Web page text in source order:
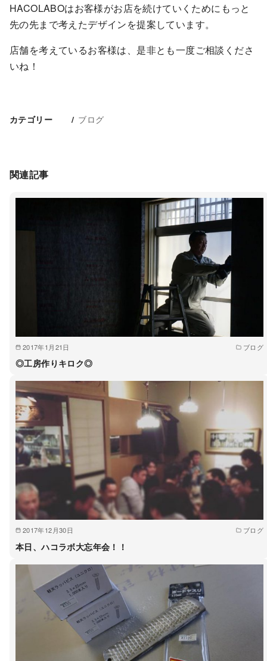
HACOLABOはお客様がお店を続けていくためにもっと
先の先まで考えたデザインを提案しています。
店舗を考えているお客様は、是非とも一度ご相談くださ
いね！
カテゴリー ブログ
関連記事
2017年1月21日 ブログ
◎工房作りキロク◎
2017年12月30日 ブログ
本日、ハコラボ大忘年会！！